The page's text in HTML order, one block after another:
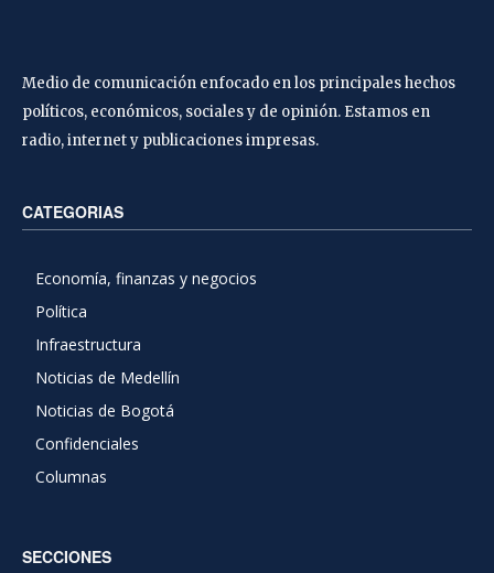
Medio de comunicación enfocado en los principales hechos
políticos, económicos, sociales y de opinión. Estamos en
radio, internet y publicaciones impresas.
CATEGORIAS
Economía, finanzas y negocios
Política
Infraestructura
Noticias de Medellín
Noticias de Bogotá
Confidenciales
Columnas
SECCIONES